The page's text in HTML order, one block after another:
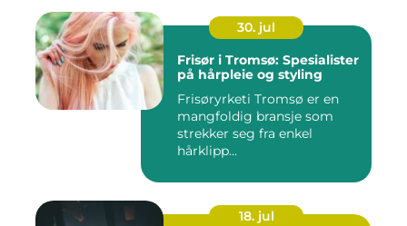
30. jul
Frisør i Tromsø: Spesialister
på hårpleie og styling
Frisøryrketi Tromsø er en
mangfoldig bransje som
strekker seg fra enkel
hårklipp...
18. jul